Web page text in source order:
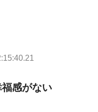
感がない